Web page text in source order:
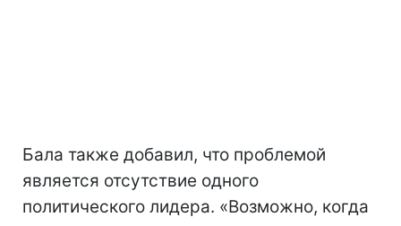
Бала также добавил, что проблемой
является отсутствие одного
политического лидера. «Возможно, когда